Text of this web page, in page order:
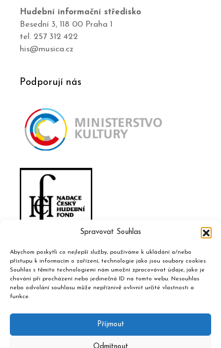
Spravovat Souhlas
Abychom poskytli co nejlepší služby, používáme k ukládání a/nebo
přístupu k informacím o zařízení, technologie jako jsou soubory cookies.
Souhlas s těmito technologiemi nám umožní zpracovávat údaje, jako je
chování při procházení nebo jedinečná ID na tomto webu. Nesouhlas
nebo odvolání souhlasu může nepříznivě ovlivnit určité vlastnosti a
funkce.
Příjmout
Odmítnout
Hudební informační středisko
Besední 3, 118 00 Praha 1
tel. 257 312 422
his@musica.cz
Podporují nás